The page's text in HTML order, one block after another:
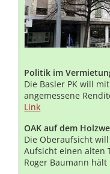
Politik im
Die Basler PK will
angemessene
Link
OAK auf dem
Die Oberaufsicht
Aufsicht einen alten
Roger Baumann